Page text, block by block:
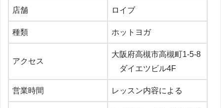
店舗 ロイブ
種類 ホットヨガ
アクセス
大阪府高槻市高槻町1-5-8
ダイエツビル4F
営業時間 レッスン内容による